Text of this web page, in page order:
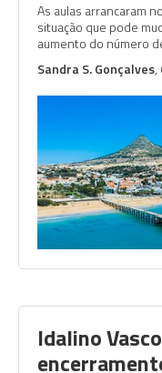
As aulas arrancaram
situação que pode
aumento do número
Sandra S. Gonçalves,
Idalino